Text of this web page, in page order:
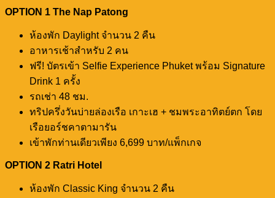
OPTION 1 The Nap Patong
ห้องพัก Daylight จำนวน 2 คืน
อาหารเช้าสำหรับ 2 คน
ฟรี! บัตรเข้า Selfie Experience Phuket พร้อม Signature
Drink 1 ครั้ง
รถเช่า 48 ชม.
ทริปครึ่งวันบ่ายล่องเรือ เกาะเฮ + ชมพระอาทิตย์ตก โดย
เรือยอร์ชคาตามารัน
เข้าพักท่านเดียวเพียง 6,699 บาท/แพ็กเกจ
OPTION 2 Ratri Hotel
ห้องพัก Classic King จำนวน 2 คืน